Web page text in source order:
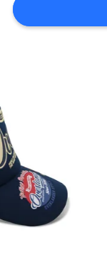
समाचार
साइटमैप
PRIVACY
POLICY